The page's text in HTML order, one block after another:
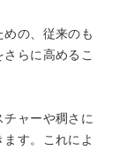
の、従来のも
らに高めるこ
ャーや稠さに
す。これによ